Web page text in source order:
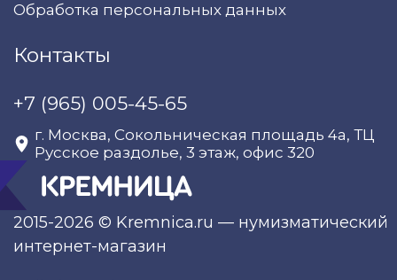
2015-2026 © Kremnica.ru — нумизматический
интернет-магазин
Обработка персональных данных
Контакты
+7 (965) 005-45-65
г. Москва, Сокольническая площадь 4а, ТЦ
Русское раздолье, 3 этаж, офис 320